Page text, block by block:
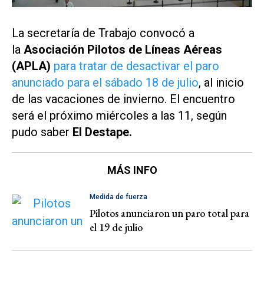
La secretaría de Trabajo convocó a
la Asociación Pilotos de Líneas Aéreas
(APLA) para tratar de desactivar el paro
anunciado para el sábado 18 de julio, al inicio
de las vacaciones de invierno. El encuentro
será el próximo miércoles a las 11, según
pudo saber El Destape.
MÁS INFO
Medida de fuerza
Pilotos anunciaron un paro total para
el 19 de julio